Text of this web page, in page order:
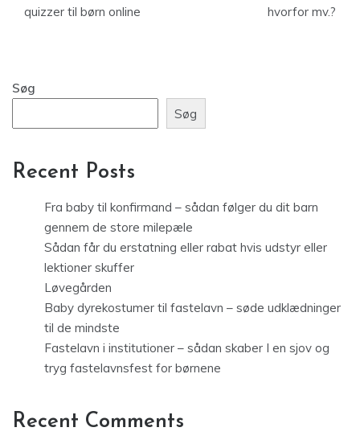
quizzer til børn online
hvorfor mv.?
Søg
Søg
Recent Posts
Fra baby til konfirmand – sådan følger du dit barn
gennem de store milepæle
Sådan får du erstatning eller rabat hvis udstyr eller
lektioner skuffer
Løvegården
Baby dyrekostumer til fastelavn – søde udklædninger
til de mindste
Fastelavn i institutioner – sådan skaber I en sjov og
tryg fastelavnsfest for børnene
Recent Comments